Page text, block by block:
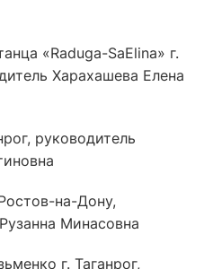
«Raduga-SaElina» г.
Харахашева Елена
руководитель
на-Дону,
Минасовна
г. Таганрог,